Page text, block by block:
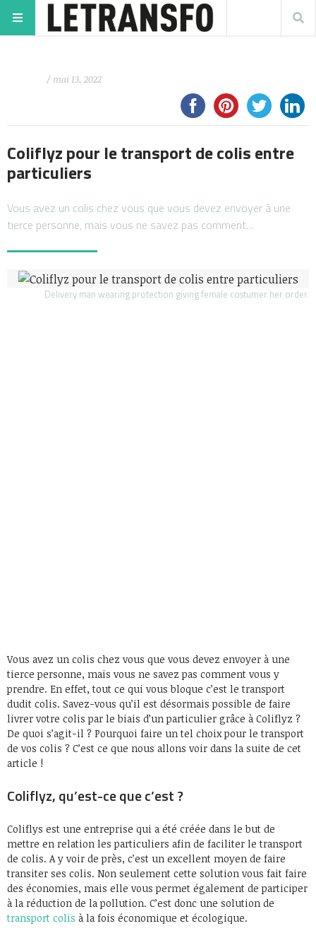
/ mai 13, 2022
Coliflyz pour le transport de colis entre
particuliers
Vous avez un colis chez vous que vous devez envoyer à une
tierce personne, mais vous ne savez pas comment…
Delivery man wearing protection giving female costumer her order.
Vous avez un colis chez vous que vous devez envoyer à une
tierce personne, mais vous ne savez pas comment vous y
prendre. En effet, tout ce qui vous bloque c’est le transport
dudit colis. Savez-vous qu’il est désormais possible de faire
livrer votre colis par le biais d’un particulier grâce à Coliflyz ?
De quoi s’agit-il ? Pourquoi faire un tel choix pour le transport
de vos colis ? C’est ce que nous allons voir dans la suite de cet
article !
Coliflyz, qu’est-ce que c’est ?
Coliflys est une entreprise qui a été créée dans le but de
mettre en relation les particuliers afin de faciliter le transport
de colis. A y voir de près, c’est un excellent moyen de faire
transiter ses colis. Non seulement cette solution vous fait faire
des économies, mais elle vous permet également de participer
à la réduction de la pollution. C’est donc une solution de
transport colis à la fois économique et écologique.